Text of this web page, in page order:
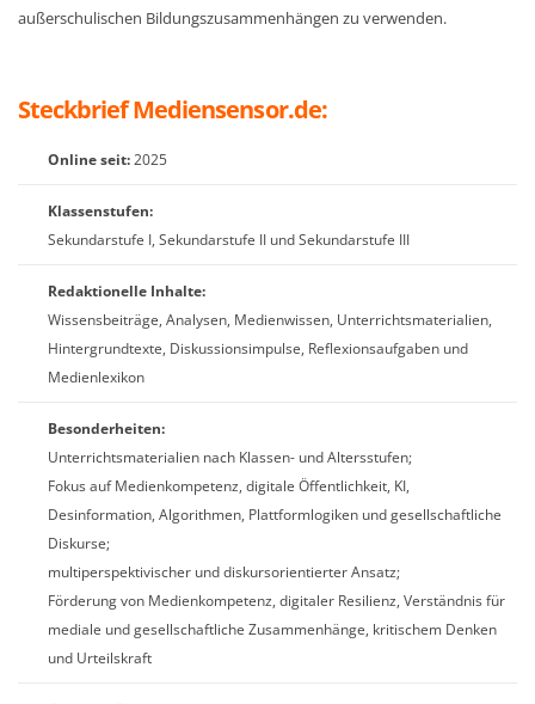
außerschulischen Bildungszusammenhängen zu verwenden.
Steckbrief Mediensensor.de:
Online seit: 2025
Klassenstufen:
Sekundarstufe I, Sekundarstufe II und Sekundarstufe III
Redaktionelle Inhalte:
Wissensbeiträge, Analysen, Medienwissen, Unterrichtsmaterialien,
Hintergrundtexte, Diskussionsimpulse, Reflexionsaufgaben und
Medienlexikon
Besonderheiten:
Unterrichtsmaterialien nach Klassen- und Altersstufen;
Fokus auf Medienkompetenz, digitale Öffentlichkeit, KI,
Desinformation, Algorithmen, Plattformlogiken und gesellschaftliche
Diskurse;
multiperspektivischer und diskursorientierter Ansatz;
Förderung von Medienkompetenz, digitaler Resilienz, Verständnis für
mediale und gesellschaftliche Zusammenhänge, kritischem Denken
und Urteilskraft